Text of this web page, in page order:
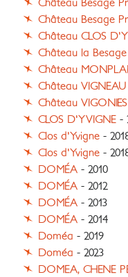
Château Besage
Château Besage
Château CLOS
Château la
Château
Château VIGNEAU
Château VIGONIES
CLOS D'YVIGNE -
Clos d'Yvigne -
Clos d'Yvigne -
DOMÉA - 2010
DOMÉA - 2012
DOMÉA - 2013
DOMÉA - 2014
Doméa - 2019
Doméa - 2023
DOMEA, CHENE